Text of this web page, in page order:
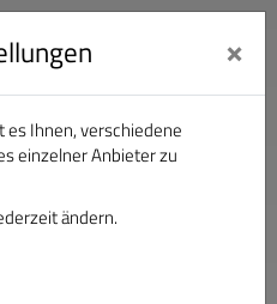
e.V.
×
Ihnen, verschiedene
einzelner Anbieter zu
ändern.